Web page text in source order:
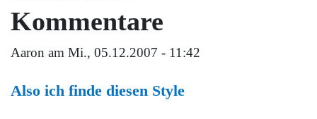
Kommentare
Aaron am Mi., 05.12.2007 - 11:42
Also ich finde diesen Style